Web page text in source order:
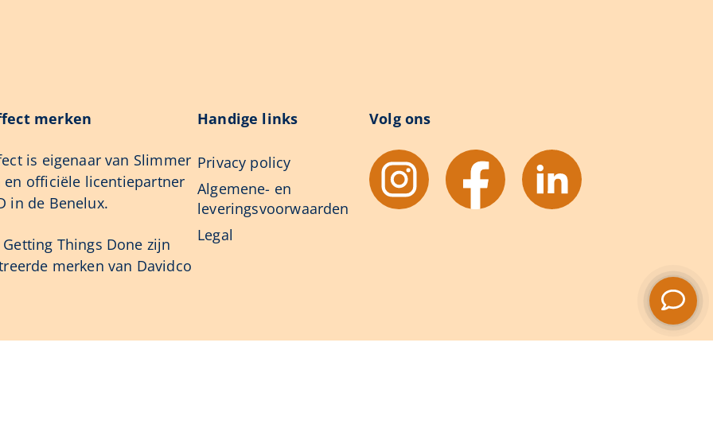
merken
is eigenaar van Slimmer
en officiële licentiepartner
in de Benelux.
Getting Things Done zijn
merken van Davidco
Handige links
Privacy policy
Algemene- en
leveringsvoorwaarden
Legal
Volg ons